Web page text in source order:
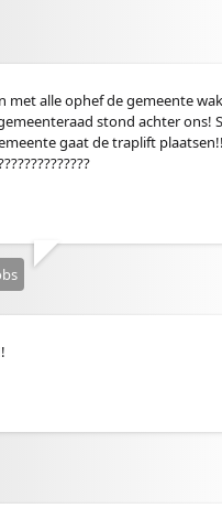
met alle ophef de gemeente
stond achter ons!
gaat de traplift